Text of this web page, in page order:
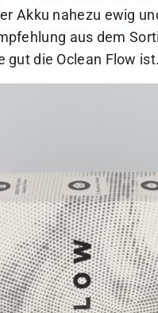
Akku nahezu ewig
aus dem
gut die Oclean Flow